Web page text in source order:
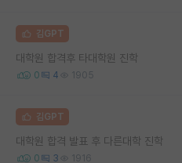
김GPT
대학원 합격후 타대학원 진학
0 4 1905
김GPT
대학원 합격 발표 후 다른대학 진학
0 3 1916